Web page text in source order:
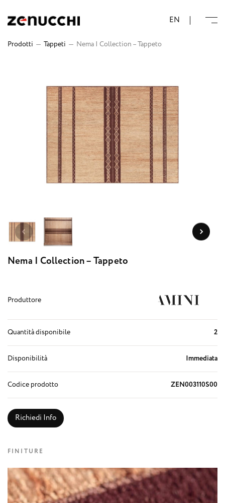
EN
Prodotti — Tappeti — Nema I Collection – Tappeto
Nema I Collection – Tappeto
Produttore
Quantità disponibile 2
Disponibilità Immediata
Codice prodotto ZEN003110S00
Richiedi Info
FINITURE